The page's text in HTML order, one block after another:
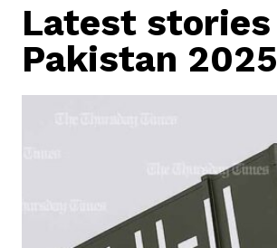
Latest
Pakistan 2025